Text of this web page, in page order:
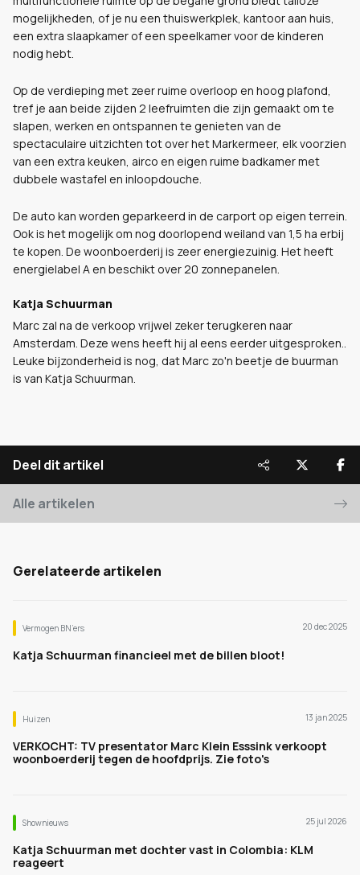
mogelijkheden, of je nu een thuiswerkplek, kantoor aan huis,
een extra slaapkamer of een speelkamer voor de kinderen
nodig hebt.
Op de verdieping met zeer ruime overloop en hoog plafond,
tref je aan beide zijden 2 leefruimten die zijn gemaakt om te
slapen, werken en ontspannen te genieten van de
spectaculaire uitzichten tot over het Markermeer, elk voorzien
van een extra keuken, airco en eigen ruime badkamer met
dubbele wastafel en inloopdouche.
De auto kan worden geparkeerd in de carport op eigen terrein.
Ook is het mogelijk om nog doorlopend weiland van 1,5 ha erbij
te kopen. De woonboerderij is zeer energiezuinig. Het heeft
energielabel A en beschikt over 20 zonnepanelen.
Katja Schuurman
Marc zal na de verkoop vrijwel zeker terugkeren naar
Amsterdam. Deze wens heeft hij al eens eerder uitgesproken..
Leuke bijzonderheid is nog, dat Marc zo'n beetje de buurman
is van Katja Schuurman.
Deel dit artikel
Alle artikelen
Gerelateerde artikelen
Vermogen BN’ers 20 dec 2025
Katja Schuurman financieel met de billen bloot!
Huizen 13 jan 2025
VERKOCHT: TV presentator Marc Klein Esssink verkoopt
woonboerderij tegen de hoofdprijs. Zie foto's
Shownieuws 25 jul 2026
Katja Schuurman met dochter vast in Colombia: KLM
reageert